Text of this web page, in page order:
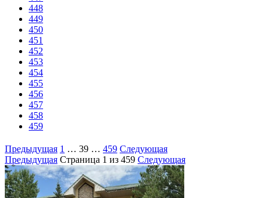
448
449
450
451
452
453
454
455
456
457
458
459
Предыдущая 1 … 39 … 459 Следующая
Предыдущая Страница 1 из 459 Следующая